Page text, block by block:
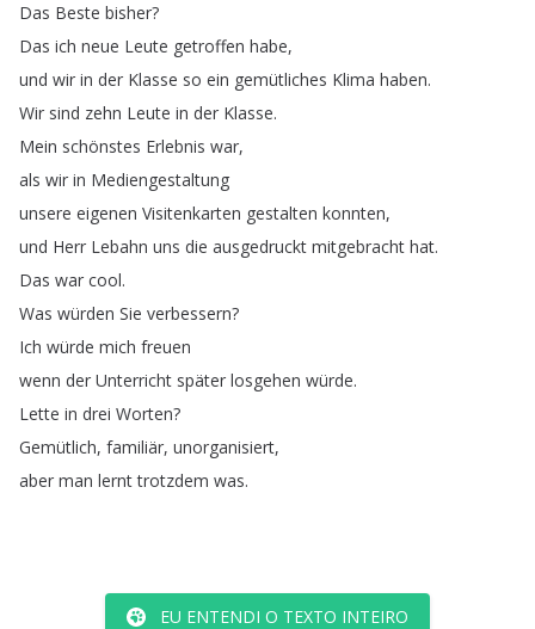
Das Beste bisher?
Das ich neue Leute getroffen habe,
und wir in der Klasse so ein gemütliches Klima haben.
Wir sind zehn Leute in der Klasse.
Mein schönstes Erlebnis war,
als wir in Mediengestaltung
unsere eigenen Visitenkarten gestalten konnten,
und Herr Lebahn uns die ausgedruckt mitgebracht hat.
Das war cool.
Was würden Sie verbessern?
Ich würde mich freuen
wenn der Unterricht später losgehen würde.
Lette in drei Worten?
Gemütlich, familiär, unorganisiert,
aber man lernt trotzdem was.
EU ENTENDI O TEXTO INTEIRO